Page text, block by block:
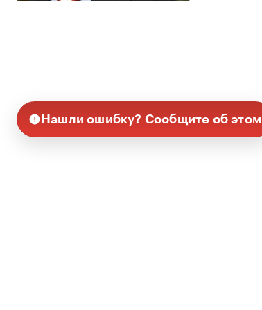
Нашли ошибку? Сообщите об этом